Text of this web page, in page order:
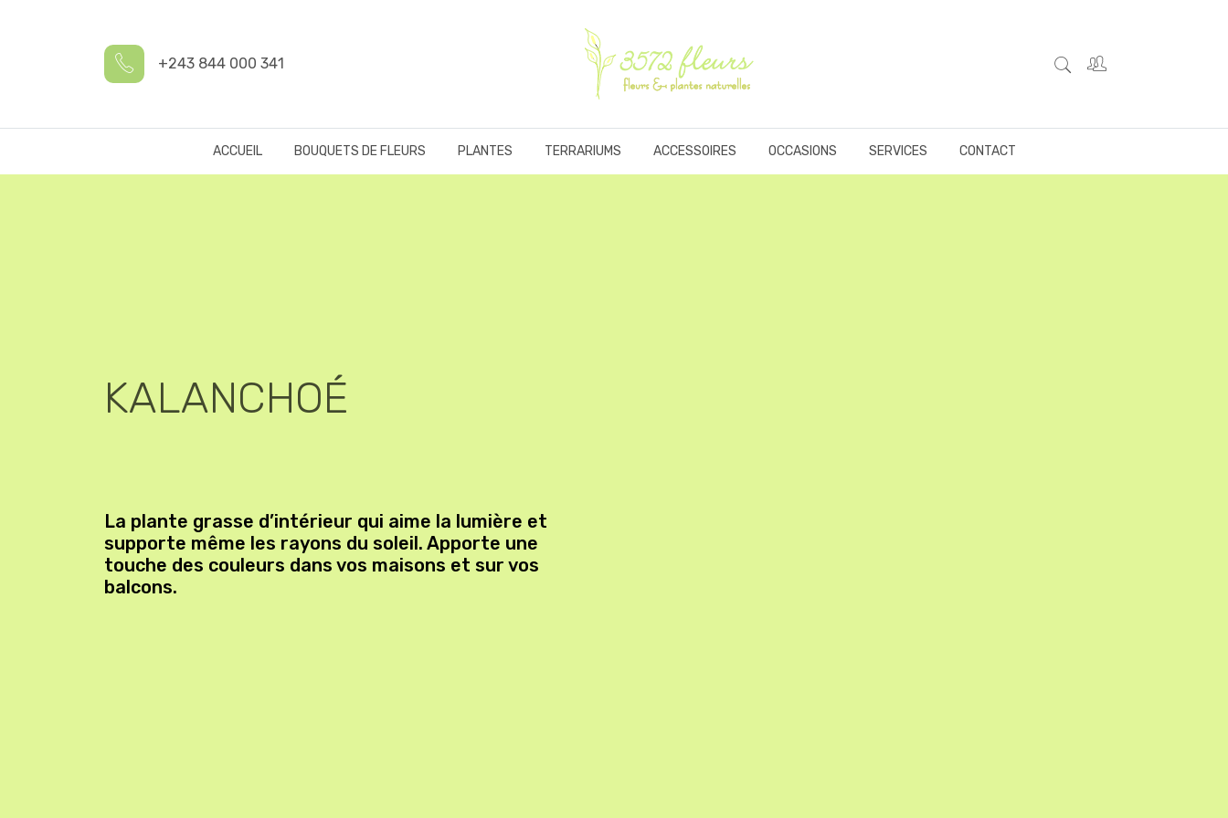
+243 844 000 341
ACCUEIL BOUQUETS DE FLEURS PLANTES TERRARIUMS ACCESSOIRES OCCASIONS SERVICES CONTACT
KALANCHOÉ
La plante grasse d’intérieur qui aime la lumière et
supporte même les rayons du soleil. Apporte une
touche des couleurs dans vos maisons et sur vos
balcons.